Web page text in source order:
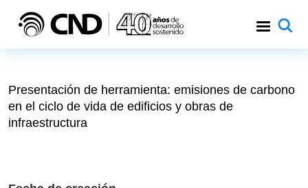
Presentación de herramienta: emisiones de carbono
en el ciclo de vida de edificios y obras de
infraestructura